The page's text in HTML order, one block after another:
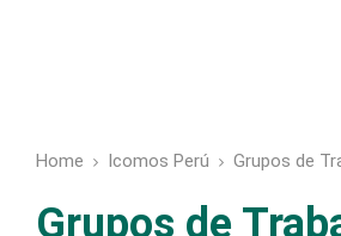
Home Icomos Perú Grupos de
Grupos de